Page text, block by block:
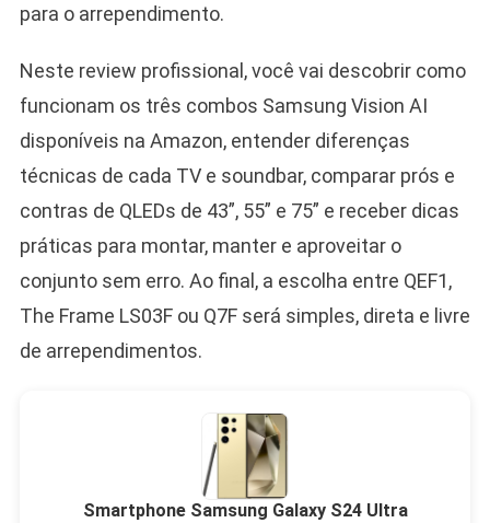
para o arrependimento.
Neste review profissional, você vai descobrir como
funcionam os três combos Samsung Vision AI
disponíveis na Amazon, entender diferenças
técnicas de cada TV e soundbar, comparar prós e
contras de QLEDs de 43”, 55” e 75” e receber dicas
práticas para montar, manter e aproveitar o
conjunto sem erro. Ao final, a escolha entre QEF1,
The Frame LS03F ou Q7F será simples, direta e livre
de arrependimentos.
Smartphone Samsung Galaxy S24 Ultra